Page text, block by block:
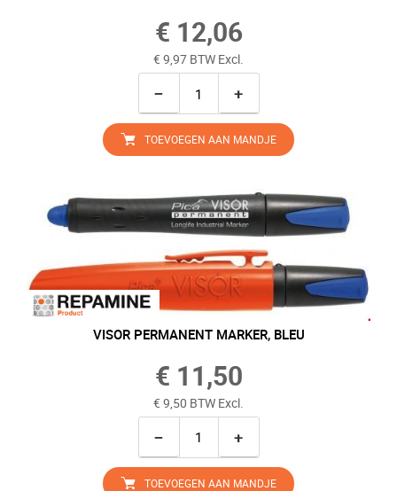
€ 12,06
€ 9,97 BTW Excl.
− +
TOEVOEGEN AAN MANDJE
VISOR PERMANENT MARKER, BLEU
€ 11,50
€ 9,50 BTW Excl.
− +
TOEVOEGEN AAN MANDJE